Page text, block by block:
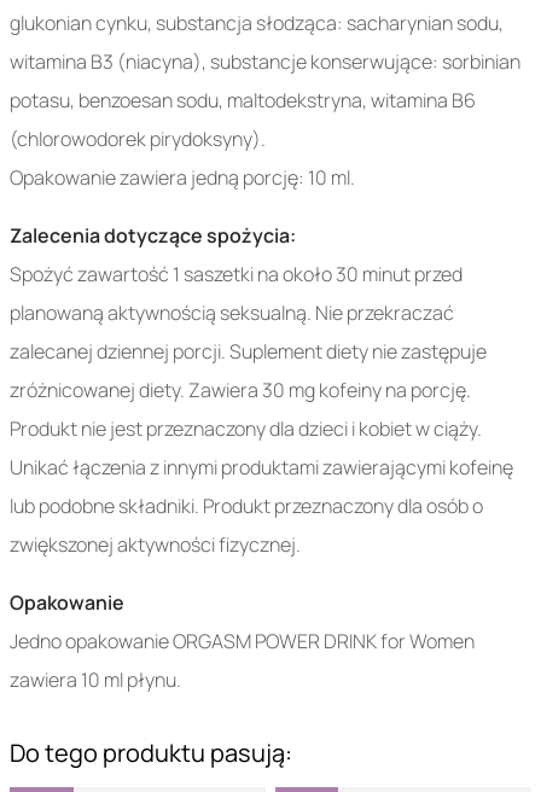
glukonian cynku, substancja słodząca: sacharynian sodu,
witamina B3 (niacyna), substancje konserwujące: sorbinian
potasu, benzoesan sodu, maltodekstryna, witamina B6
(chlorowodorek pirydoksyny).
Opakowanie zawiera jedną porcję: 10 ml.
Zalecenia dotyczące spożycia:
Spożyć zawartość 1 saszetki na około 30 minut przed
planowaną aktywnością seksualną. Nie przekraczać
zalecanej dziennej porcji. Suplement diety nie zastępuje
zróżnicowanej diety. Zawiera 30 mg kofeiny na porcję.
Produkt nie jest przeznaczony dla dzieci i kobiet w ciąży.
Unikać łączenia z innymi produktami zawierającymi kofeinę
lub podobne składniki. Produkt przeznaczony dla osób o
zwiększonej aktywności fizycznej.
Opakowanie
Jedno opakowanie ORGASM POWER DRINK for Women
zawiera 10 ml płynu.
Do tego produktu pasują: